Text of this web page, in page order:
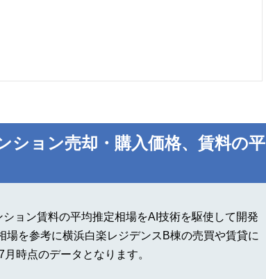
ション売却・購入価格、賃料の平
ョン賃料の平均推定相場をAI技術を駆使して開発
を参考に横浜白楽レジデンスB棟の売買や賃貸に
時点のデータとなります。